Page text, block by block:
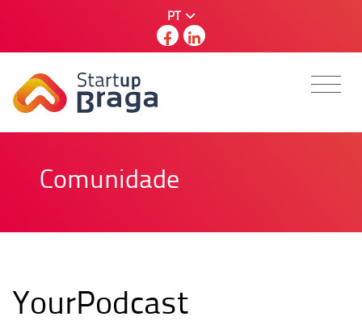
PT
Comunidade
YourPodcast